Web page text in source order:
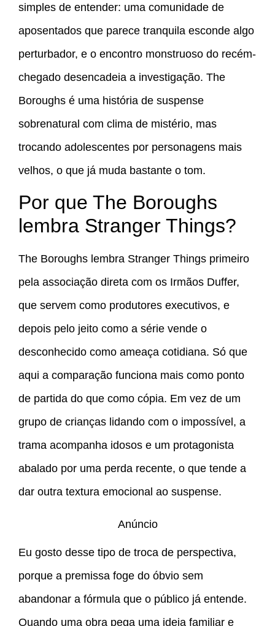
simples de entender: uma comunidade de
aposentados que parece tranquila esconde algo
perturbador, e o encontro monstruoso do recém-
chegado desencadeia a investigação. The
Boroughs é uma história de suspense
sobrenatural com clima de mistério, mas
trocando adolescentes por personagens mais
velhos, o que já muda bastante o tom.
Por que The Boroughs
lembra Stranger Things?
The Boroughs lembra Stranger Things primeiro
pela associação direta com os Irmãos Duffer,
que servem como produtores executivos, e
depois pelo jeito como a série vende o
desconhecido como ameaça cotidiana. Só que
aqui a comparação funciona mais como ponto
de partida do que como cópia. Em vez de um
grupo de crianças lidando com o impossível, a
trama acompanha idosos e um protagonista
abalado por uma perda recente, o que tende a
dar outra textura emocional ao suspense.
Anúncio
Eu gosto desse tipo de troca de perspectiva,
porque a premissa foge do óbvio sem
abandonar a fórmula que o público já entende.
Quando uma obra pega uma ideia familiar e